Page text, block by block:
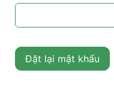
Đặt lại mật khẩu